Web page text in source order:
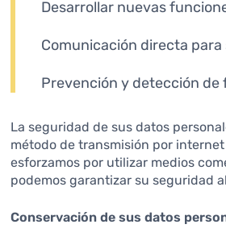
Desarrollar nuevas
Comunicación directa
Prevención y detección de
La seguridad de sus datos
método de transmisión por
esforzamos por utilizar medios
podemos garantizar su seguridad
Conservación de sus datos